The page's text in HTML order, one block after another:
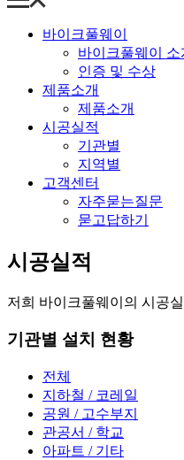
바이크풀웨이
바이크풀웨이 소
인증 및 수상
제품소개
제품소개
시공실적
기관별
지역별
고객센터
자주묻는질문
묻고답하기
시공실적
저희 바이크풀웨이의 시공
기관별 설치 현황
전체
지하철 / 코레일
공원 / 고수부지
관공서 / 학교
아파트 / 기타